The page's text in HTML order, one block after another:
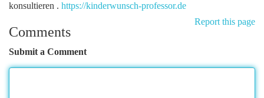
konsultieren . https://kinderwunsch-professor.de
Report this page
Comments
Submit a Comment